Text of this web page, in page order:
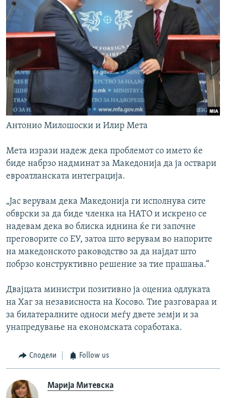
Антонио Милошоски и Илир Мета
Мета изрази надеж дека проблемот со името ќе
биде набрзо надминат за Македонија да ја оствари
евроатланската интеграција.
„Јас верувам дека Македонија ги исполнува сите
обврски за да биде членка на НАТО и искрено се
надевам дека во блиска иднина ќе ги започне
преговорите со ЕУ, затоа што верувам во напорите
на македонското раководство за да најдат што
побрзо конструктивно решение за тие прашања.“
Двајцата министри позитивно ја оцениа одлуката
на Хаг за независноста на Косово. Тие разговараа и
за билатералните односи меѓу двете земји и за
унапредување на економската соработака.
Сподели Follow us
Марија Митевска